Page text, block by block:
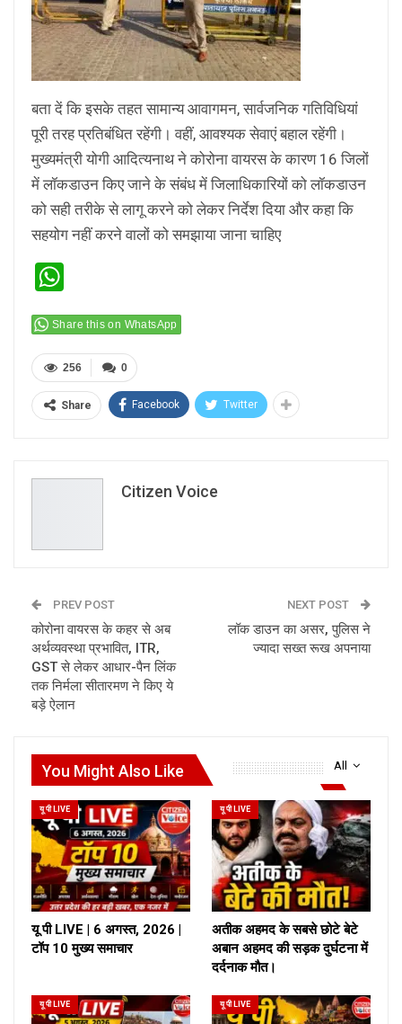
बता दें कि इसके तहत सामान्य आवागमन, सार्वजनिक गतिविधियां
पूरी तरह प्रतिबंधित रहेंगी। वहीं, आवश्यक सेवाएं बहाल रहेंगी।
मुख्यमंत्री योगी आदित्यनाथ ने कोरोना वायरस के कारण 16 जिलों
में लॉकडाउन किए जाने के संबंध में जिलाधिकारियों को लॉकडाउन
को सही तरीके से लागू करने को लेकर निर्देश दिया और कहा कि
सहयोग नहीं करने वालों को समझाया जाना चाहिए
Share this on WhatsApp
0
256
Share Facebook Twitter
Citizen Voice
PREV POST
कोरोना वायरस के कहर से अब
अर्थव्यवस्था प्रभावित, ITR,
GST से लेकर आधार-पैन लिंक
तक निर्मला सीतारमण ने किए ये
बड़े ऐलान
NEXT POST
लॉक डाउन का असर, पुलिस ने
ज्यादा सख्त रूख अपनाया
All
You Might Also Like
यू पी LIVE
यू पी LIVE | 6 अगस्त, 2026 |
टॉप 10 मुख्य समाचार
यू पी LIVE
अतीक अहमद के सबसे छोटे बेटे
अबान अहमद की सड़क दुर्घटना में
दर्दनाक मौत।
यू पी LIVE यू पी LIVE